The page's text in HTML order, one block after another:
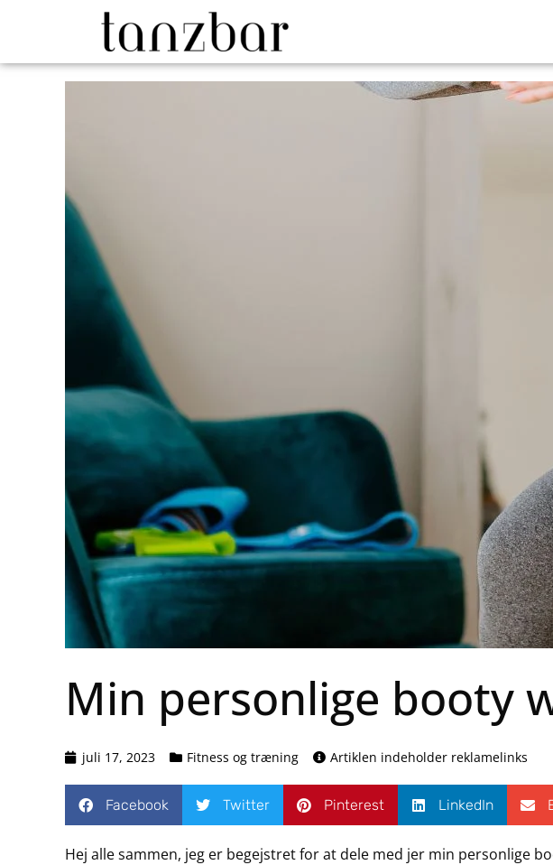
Min personlige booty
juli 17, 2023 Fitness og træning Artiklen indeholder reklamelinks
Facebook Twitter Pinterest LinkedIn
Hej alle sammen, jeg er begejstret for at dele med jer min personlige